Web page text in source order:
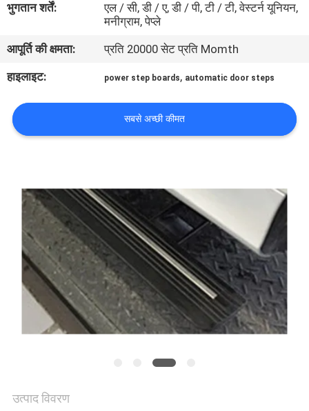
करें
समाचार
एक
की
विनती
करे
साइटमैप
PRIVACY
भुगतान शर्तें:
एल / सी, डी / ए, डी / पी, टी / टी, वेस्टर्न यूनियन,
मनीग्राम, पेप्ले
आपूर्ति की क्षमता:
प्रति 20000 सेट प्रति Momth
हाइलाइट:
power step boards, automatic door steps
सबसे अच्छी कीमत
उत्पाद विवरण